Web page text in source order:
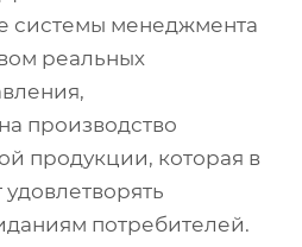
системы менеджмента
реальных
производство
продукции, которая в
потребителей.